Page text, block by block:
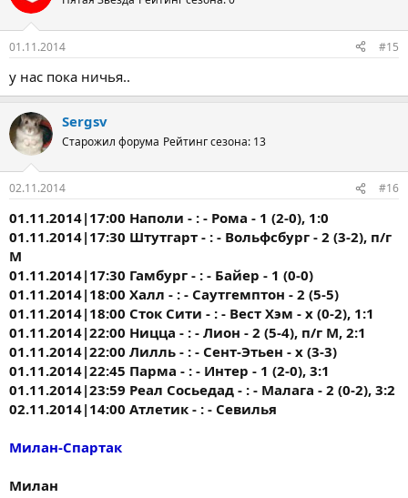
01.11.2014 #15
у нас пока ничья..
Sergsv
Старожил форума Рейтинг сезона: 13
02.11.2014 #16
01.11.2014|17:00 Наполи - : - Рома - 1 (2-0), 1:0
01.11.2014|17:30 Штутгарт - : - Вольфсбург - 2 (3-2), п/г
М
01.11.2014|17:30 Гамбург - : - Байер - 1 (0-0)
01.11.2014|18:00 Халл - : - Саутгемптон - 2 (5-5)
01.11.2014|18:00 Сток Сити - : - Вест Хэм - х (0-2), 1:1
01.11.2014|22:00 Ницца - : - Лион - 2 (5-4), п/г М, 2:1
01.11.2014|22:00 Лилль - : - Сент-Этьен - х (3-3)
01.11.2014|22:45 Парма - : - Интер - 1 (2-0), 3:1
01.11.2014|23:59 Реал Сосьедад - : - Малага - 2 (0-2), 3:2
02.11.2014|14:00 Атлетик - : - Севилья
Милан-Спартак
Милан